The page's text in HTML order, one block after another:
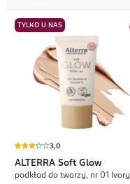
TYLKO U NAS
3,0
ALTERRA Soft Glow
podkład do twarzy, nr 01 Ivory